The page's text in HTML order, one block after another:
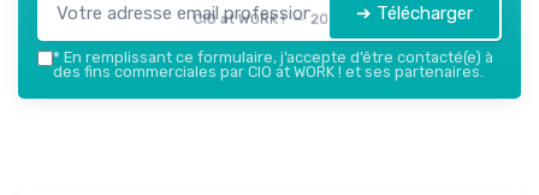
CIO at WORK ! — 2026 ➔ Télécharger
* En remplissant ce formulaire, j’accepte d’être contacté(e) à
des fins commerciales par CIO at WORK ! et ses partenaires.